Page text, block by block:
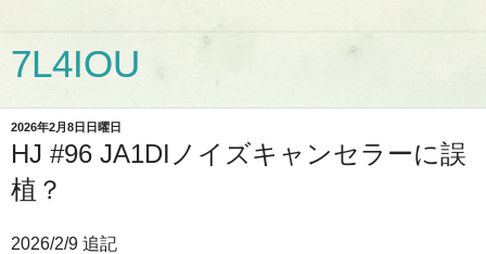
7L4IOU
2026年2月8日日曜日
HJ #96 JA1DIノイズキャンセラーに誤
植？
2026/2/9 追記